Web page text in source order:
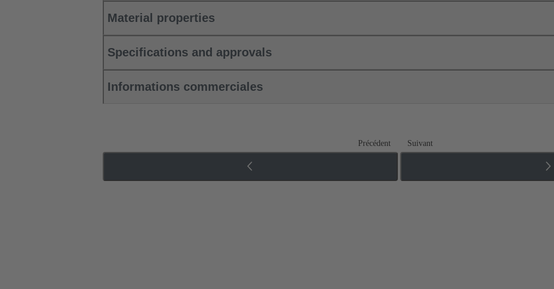
Material properties
Specifications and approvals
Informations commerciales
Précédent Suivant